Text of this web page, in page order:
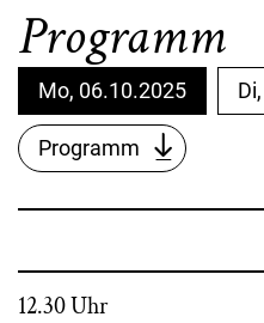
Programm
Mo, 06.10.2025
Programm
12.30 Uhr